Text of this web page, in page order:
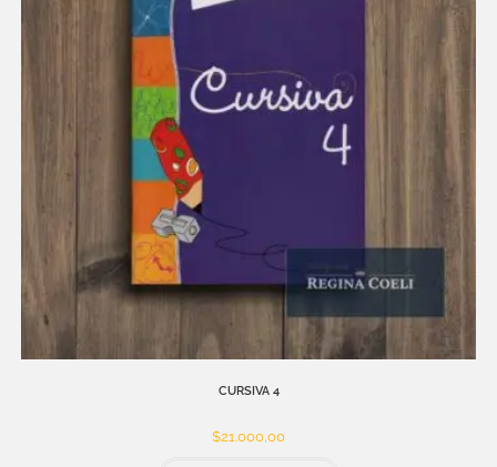
CURSIVA 4
$21.000,00